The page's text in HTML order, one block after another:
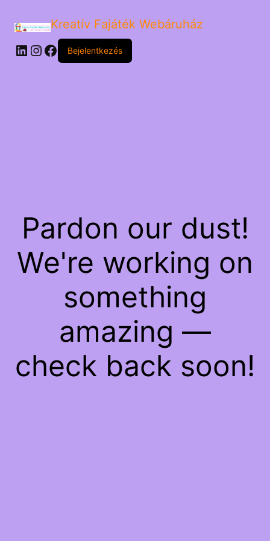
Kreatív Fajáték Webáruház
LinkedIn
Instagram
Facebook
Bejelentkezés
Pardon our dust!
We're working on
something
amazing —
check back soon!